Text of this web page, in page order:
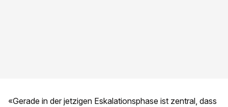
«Gerade in der jetzigen Eskalationsphase ist zentral, dass